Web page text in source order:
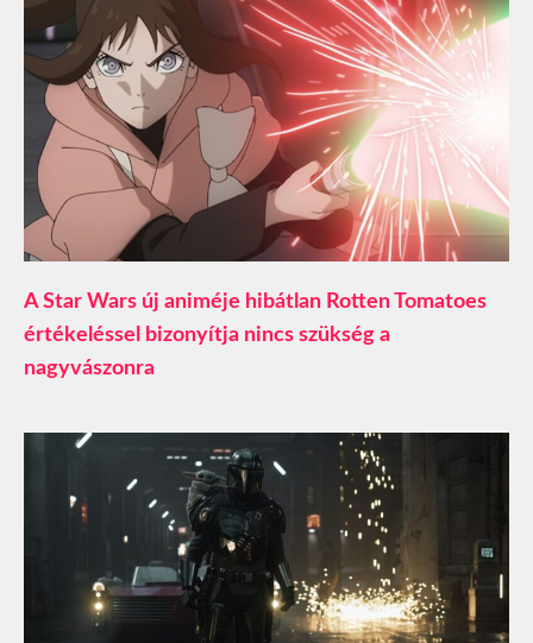
A Star Wars új animéje hibátlan Rotten Tomatoes
értékeléssel bizonyítja nincs szükség a
nagyvászonra